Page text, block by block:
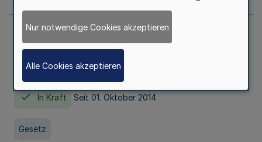
Gesetz über die Hochschulen des Landes
Nordrhein-Westfalen (Hochschulgesetz -
HG)
In Kraft Seit 01. Oktober 2014
Gesetz
Nur notwendige Cookies akzeptieren
Alle Cookies akzeptieren